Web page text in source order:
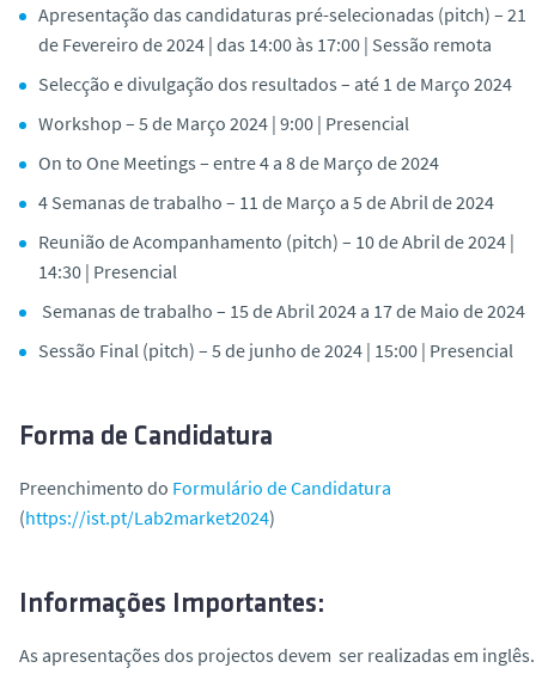
Apresentação das candidaturas pré-selecionadas (pitch) – 21
de Fevereiro de 2024 | das 14:00 às 17:00 | Sessão remota
Selecção e divulgação dos resultados – até 1 de Março 2024
Workshop – 5 de Março 2024 | 9:00 | Presencial
On to One Meetings – entre 4 a 8 de Março de 2024
4 Semanas de trabalho – 11 de Março a 5 de Abril de 2024
Reunião de Acompanhamento (pitch) – 10de Abril de 2024 |
14:30 | Presencial
Semanas de trabalho – 15 de Abril 2024 a 17 de Maio de 2024
Sessão Final (pitch) – 5 de junho de 2024 | 15:00 | Presencial
Forma de Candidatura
Preenchimento do Formulário de Candidatura
(https://ist.pt/Lab2market2024)
Informações Importantes:
As apresentações dos projectos devem ser realizadas em inglês.